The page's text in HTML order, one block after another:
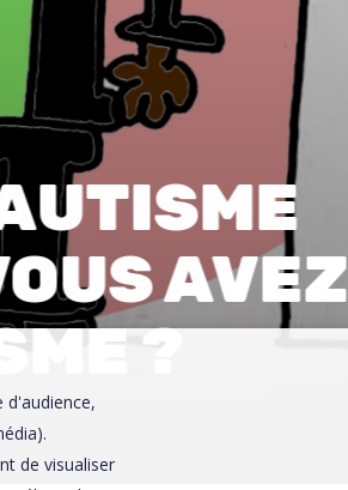
AVEZ
?
d'audience,
de visualiser